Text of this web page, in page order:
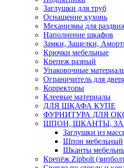
Заглушки для труб
Оснащение кухонь
Механизмы для
Наполнение шкафов
Замки, Защелки,
Крючки мебельные
Крепеж разный
Упаковочные
Ограничитель для
Корректоры
Клеевые материалы
ДЛЯ ШКАФА КУПЕ
ФУРНИТУРА ДЛЯ
ШПОН, ШКАНТЫ,
Заглушки из
Шпон мебельный
Шканты
Крепёж Zipbolt